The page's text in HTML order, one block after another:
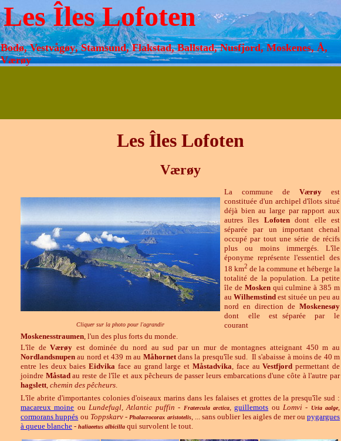
Les Îles Lofoten
Bodø, Vestvågøy,Stamsund, Flakstad, Ballstad, Nusfjord, Moskenes, Å,
Værøy
Les Îles Lofoten
Værøy
La commune de Værøy est
constituée d'un archipel d'îlots situé
déjà bien au large par rapport aux
autres îles Lofotendont elle est
séparée par un important chenal
occupé par tout une série de récifs
plus ou moins immergés. L'île
éponyme représente l'essentiel des
18 km2 de la commune et héberge la
totalité de la population. La petite
île de Moskenqui culmine à 385 m
au Wilhemstind est située un peu au
nord en direction de Moskenesøy
dont elle est séparée par le
courant
Cliquer sur la photo pour l'agrandir
Moskenesstraumen, l'un des plus forts du monde.
L'île deVærøy est dominée du nord au sud par un mur de montagnes atteignant 450 m au
Nordlandsnupen au nord et 439 m au Måhornetdans la presqu'île sud. Il s'abaisse à moins de 40 m
entre les deux baiesEidvika face au grand large etMåstadvika, face auVestfjord permettant de
joindre Måstadau reste de l'île et aux pêcheurs de passer leurs embarcations d'une côte à l'autre par
hagslett, chemin des pêcheurs.
L'île abrite d'importantes colonies d'oiseaux marins dans les falaises et grottes de la presqu'île sud :
macareux moine ouLundefugl, Atlantic puffin - Fratercula arctica,guillemots ou Lomvi - Uria aalge,
cormorans huppés ou Toppskarv-Phalacrocorax aristotelis, ... sans oublier les aigles de mer oupygargues
à queue blanche - haliaeetus albicilla qui survolent le tout.